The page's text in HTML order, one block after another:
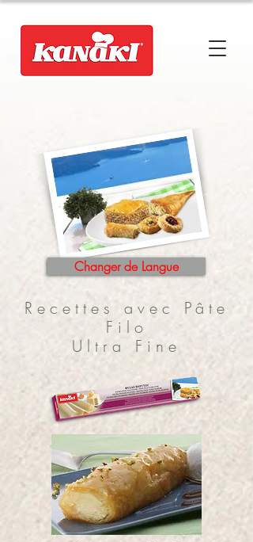
Recettes avec Pâte
Filo
Ultra Fine
Changer de Langue